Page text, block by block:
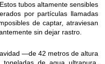
tubos altamente sensibles
por partículas llamadas
de captar, atraviesan
sin dejar rastro.
—de 42 metros de altura